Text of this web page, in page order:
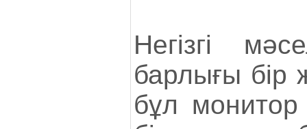
Негізгі
барлығы бір
бұл монитор